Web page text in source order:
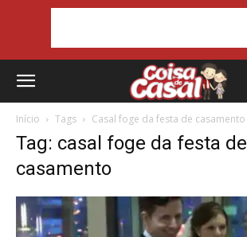
Início Tags Casal foge da festa de casamento
Tag: casal foge da festa de
casamento